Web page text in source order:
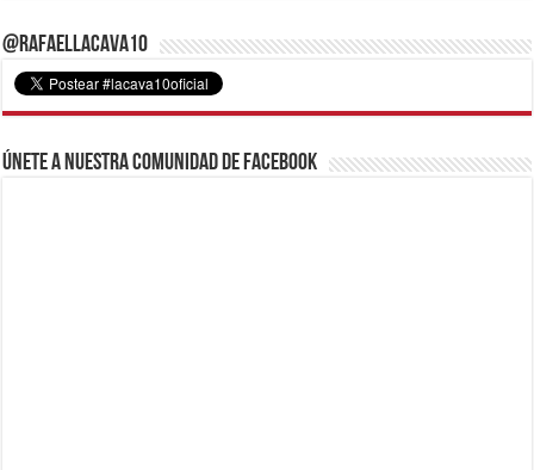
@RafaelLacava10
Únete a nuestra comunidad de Facebook